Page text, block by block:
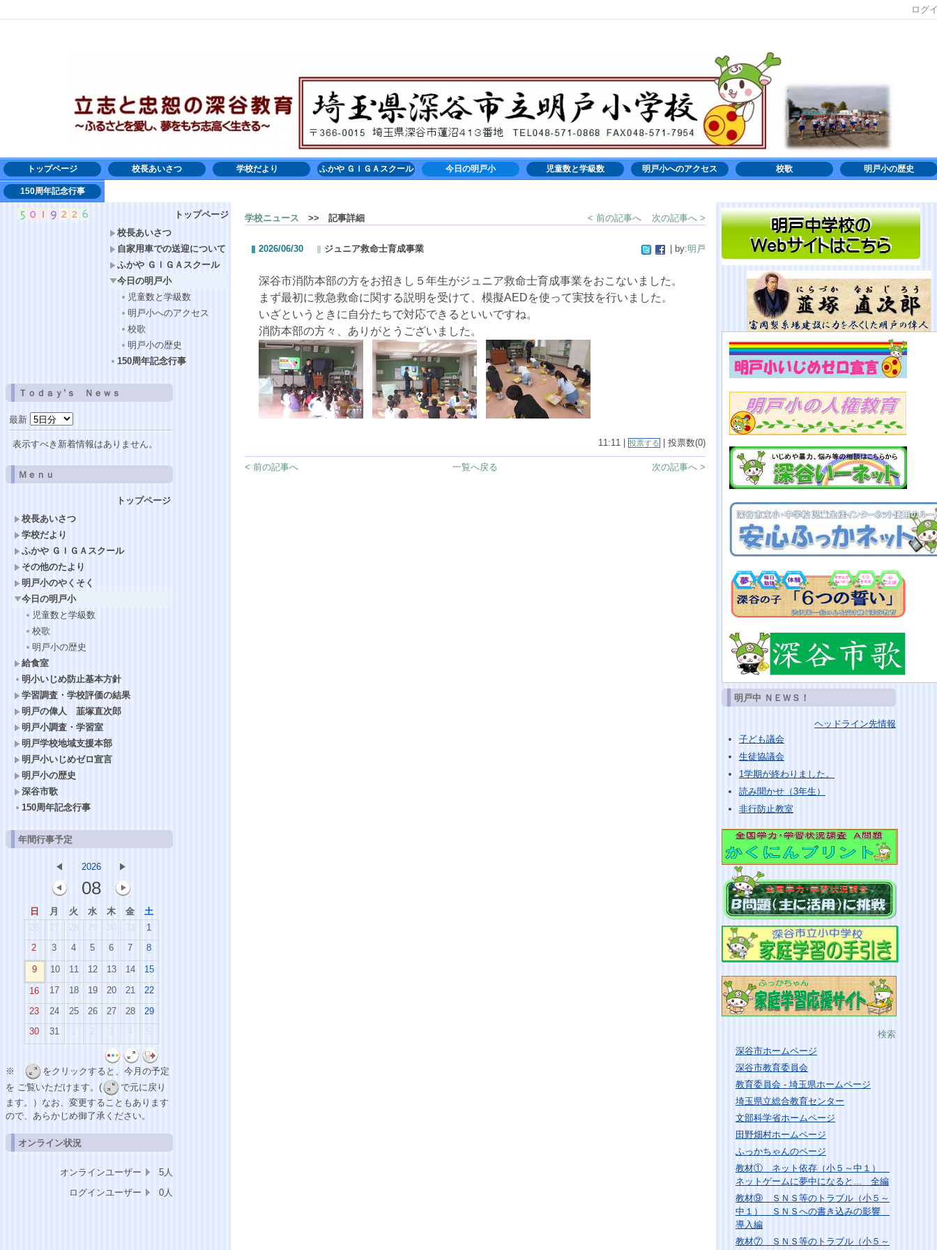
ログ
トップページ 校長あいさつ 学校だより ふかや ＧＩＧＡスクール 今日の明戸小 児童数と学級数 明戸小へのアクセス 校歌 明戸小の歴史
150周年記念行事
トップページ
校長あいさつ
自家用車での送迎について
ふかや ＧＩＧＡスクール
今日の明戸小
児童数と学級数
明戸小へのアクセス
校歌
明戸小の歴史
150周年記念行事
Ｔｏｄａｙ’ｓ Ｎｅｗｓ
最新
表示すべき新着情報はありません。
Ｍｅｎｕ
トップページ
校長あいさつ
学校だより
ふかや ＧＩＧＡスクール
その他のたより
明戸小のやくそく
今日の明戸小
児童数と学級数
校歌
明戸小の歴史
給食室
明小いじめ防止基本方針
学習調査・学校評価の結果
明戸の偉人 韮塚直次郎
明戸小調査・学習室
明戸学校地域支援本部
明戸小いじめゼロ宣言
明戸小の歴史
深谷市歌
150周年記念行事
年間行事予定
2026
08
日 月 火 水 木 金
土
26
27 28 29 30 31
1
2
3 4 5 6 7 8
9 10 11 12 13 14 15
16 17 18 19 20 21
22
23
24 25 26 27 28
29
30
31 1 2 3 4 5
※
をクリックすると、今月の予定
を ご覧いただけます。(
で元に戻り
ます。）なお、変更することもあります
ので、あらかじめ御了承ください。
オンライン状況
オンラインユーザー
5人
ログインユーザー
0人
学校ニュース >> 記事詳細 < 前の記事へ 次の記事へ >
2026/06/30 ジュニア救命士育成事業 | by:明戸
深谷市消防本部の方をお招きし５年生がジュニア救命士育成事業をおこないました。
まず最初に救急救命に関する説明を受けて、模擬AEDを使って実技を行いました。
いざというときに自分たちで対応できるといいですね。
消防本部の方々、ありがとうございました。
11:11 | 投票する | 投票数(0)
< 前の記事へ 次の記事へ >
一覧へ戻る
明戸中 ＮＥＷＳ！
ヘッドライン先情報
子ども議会
生徒協議会
1学期が終わりました。
読み聞かせ（3年生）
非行防止教室
検索
深谷市ホームページ
深谷市教育委員会
教育委員会 - 埼玉県ホームページ
埼玉県立総合教育センター
文部科学省ホームページ
田野畑村ホームページ
ふっかちゃんのページ
教材① ネット依存（小５～中１）
ネットゲームに夢中になると... 全編
教材⑨ ＳＮＳ等のトラブル（小５～
中１） ＳＮＳへの書き込みの影響
導入編
教材⑦ ＳＮＳ等のトラブル（小５～